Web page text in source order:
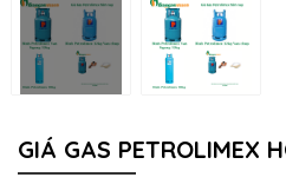
GIÁ GAS PETROLIMEX